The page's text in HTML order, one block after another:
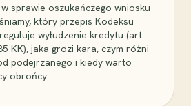
sprawie oszukańczego wniosku
który przepis Kodeksu
wyłudzenie kredytu (art.
KK), jaka grozi kara, czym różni
podejrzanego i kiedy warto
obrońcy.